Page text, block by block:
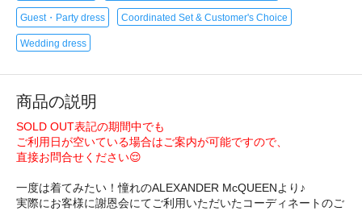
Guest・Party dress Coordinated Set & Customer's Choice
Wedding dress
商品の説明
SOLD OUT表記の期間中でも
ご利用日が空いている場合はご案内が可能ですので、
直接お問合せください😌
一度は着てみたい！憧れのALEXANDER McQUEENより♪
実際にお客様に謝恩会にてご利用いただいたコーディネートのご